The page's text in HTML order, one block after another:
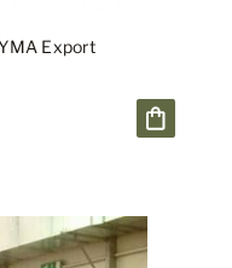
Export